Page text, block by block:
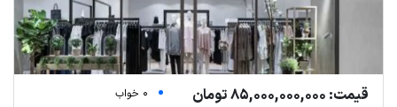
قیمت: 85,000,000,000 تومان
0 خواب